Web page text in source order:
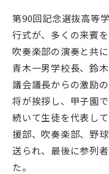
第90回記念選抜高等
行式が、多くの来賓
吹奏楽部の演奏と共
青木一男学校長、鈴
議会議長からの激励
将が挨拶し、甲子園
続いて生徒を代表し
援部、吹奏楽部、野
送られ、最後に参列
た。